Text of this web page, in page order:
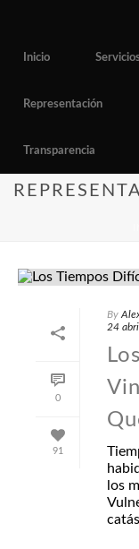
Inicio
Representación
Transparencia
0
91
By
24
los